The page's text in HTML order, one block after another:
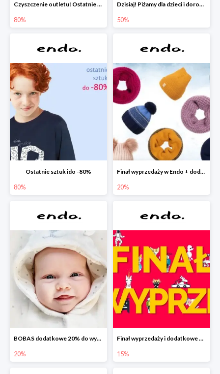
Czyszczenie outletu! Ostatnie sztuki do -80%
80%
Dzisiaj! Piżamy dla dzieci i dorosłych -50%
50%
Ostatnie sztuk ido -80%
80%
Finał wyprzedaży w Endo + dodatkowe 2% rabatu
20%
BOBAS dodatkowe 20% do wyprzedaży
20%
Finał wyprzedaży i dodatkowe 15%
15%